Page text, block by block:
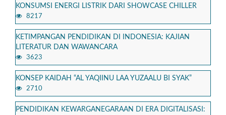
KONSUMSI ENERGI LISTRIK DARI SHOWCASE CHILLER
8217
KETIMPANGAN PENDIDIKAN DI INDONESIA: KAJIAN
LITERATUR DAN WAWANCARA
3623
KONSEP KAIDAH “AL YAQIINU LAA YUZAALU BI SYAK”
2710
PENDIDIKAN KEWARGANEGARAAN DI ERA DIGITALISASI: